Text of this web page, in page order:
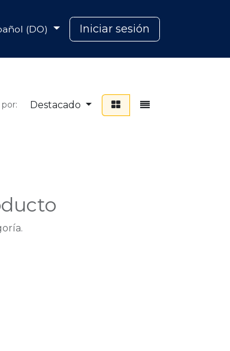
Capcana
(DO) Iniciar sesión
Destacado